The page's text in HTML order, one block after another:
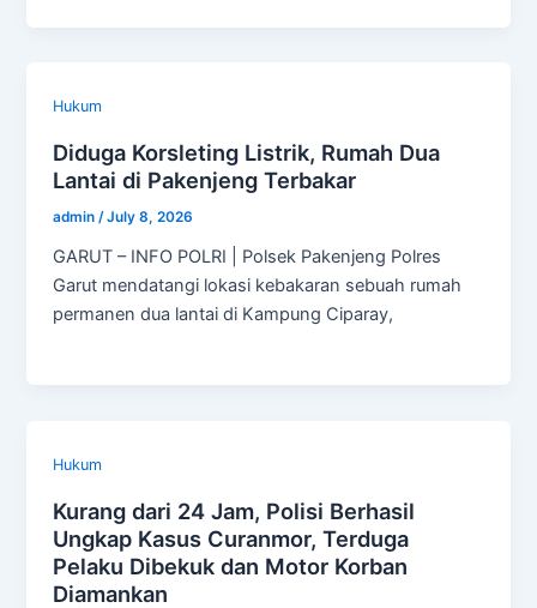
Hukum
Diduga Korsleting Listrik, Rumah Dua
Lantai di Pakenjeng Terbakar
admin/July 8, 2026
GARUT – INFO POLRI | Polsek Pakenjeng Polres
Garut mendatangi lokasi kebakaran sebuah rumah
permanen dua lantai di Kampung Ciparay,
Hukum
Kurang dari 24 Jam, Polisi Berhasil
Ungkap Kasus Curanmor, Terduga
Pelaku Dibekuk dan Motor Korban
Diamankan